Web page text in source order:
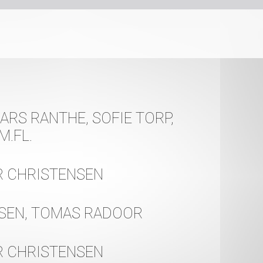
RANTHE, SOFIE TORP,
CHRISTENSEN
TOMAS RADOOR
CHRISTENSEN